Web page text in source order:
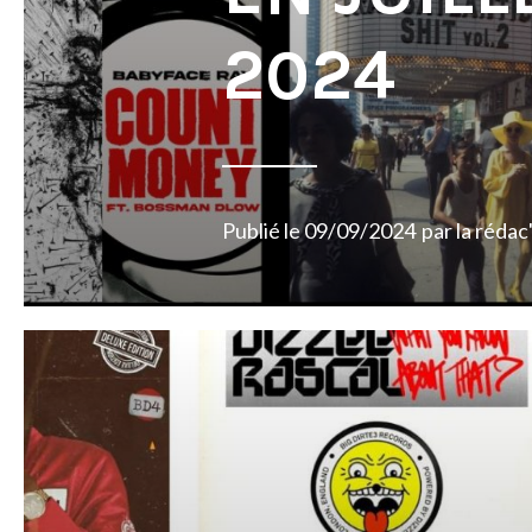
2024
Publié le09/09/2024 parla rédac'